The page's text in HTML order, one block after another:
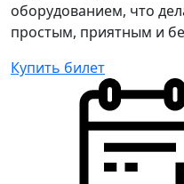
оборудованием, что
простым, приятным и
Купить билет